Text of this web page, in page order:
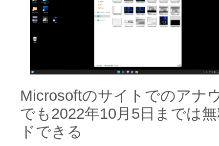
Microsoftのサイトでのアナ
でも2022年10月5日までは
ドできる